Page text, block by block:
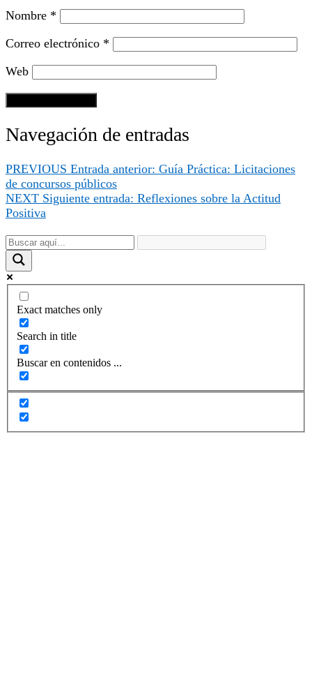
Nombre *
Correo electrónico *
Web
Navegación de entradas
PREVIOUS Entrada anterior: Guía Práctica: Licitaciones
de concursos públicos
NEXT Siguiente entrada: Reflexiones sobre la Actitud
Positiva
Exact matches only
Search in title
Buscar en contenidos ...